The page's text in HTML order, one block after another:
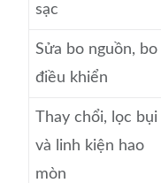
sạc
Sửa bo nguồn, bo
điều khiển
Thay chổi, lọc bụi
và linh kiện hao
mòn